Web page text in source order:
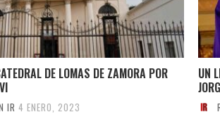
DE LOMAS DE ZAMORA POR
IR 4 ENERO, 2023
UN